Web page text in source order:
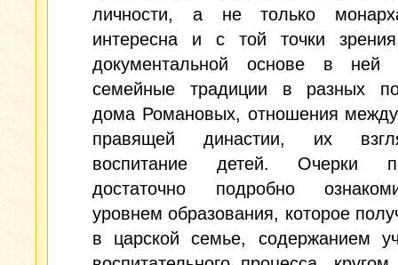
личности, а не только
интересна и с той точки
документальной основе в ней
семейные традиции в разных
дома Романовых, отношения
правящей династии, их
воспитание детей. Очерки
достаточно подробно
уровнем образования, которое
в царской семье, содержанием